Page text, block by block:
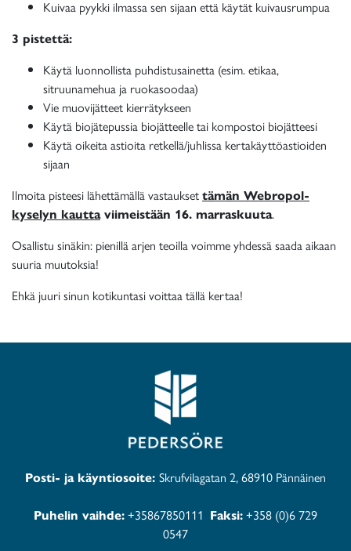
Kuivaa pyykki ilmassa sen sijaan että käytät kuivausrumpua
3 pistettä:
Käytä luonnollista puhdistusainetta (esim. etikaa,
sitruunamehua ja ruokasoodaa)
Vie muovijätteet kierrätykseen
Käytä biojätepussia biojätteelle tai kompostoi biojätteesi
Käytä oikeita astioita retkellä/juhlissa kertakäyttöastioiden
sijaan
Ilmoita pisteesi lähettämällä vastauksettämän Webropol-
kyselyn kauttaviimeistään 16. marraskuuta.
Osallistu sinäkin: pienillä arjen teoilla voimme yhdessä saada aikaan
suuria muutoksia!
Ehkä juuri sinun kotikuntasi voittaa tällä kertaa!
Posti- ja käyntiosoite: Skrufvilagatan 2, 68910 Pännäinen
Puhelin vaihde:+35867850111 Faksi:+358 (0)6 729
0547